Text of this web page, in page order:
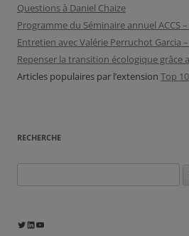
Questions à Daniel Chaize
Programme du Séminaire annuel ACCS
Entretien avec Valérie Perruchot Garcia
Repenser la transition écologique grâce
Articles populaires par l’extension Top 10
RECHERCHE
Twitter
LinkedIn
YouTube